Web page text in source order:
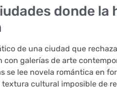
donde la
de una ciudad que
galerías de arte
lee novela romántica en
cultural imposible de